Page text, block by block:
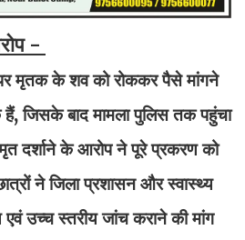
-
मृतक के शव को रोककर पैसे मांगने
जिसके बाद मामला पुलिस तक पहुंचा
दर्शाने के आरोप ने पूरे प्रकरण को
ने जिला प्रशासन और स्वास्थ्य
एवं उच्च स्तरीय जांच कराने की मांग